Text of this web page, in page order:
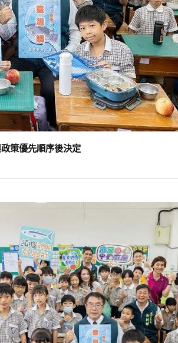
策優先順序後決定